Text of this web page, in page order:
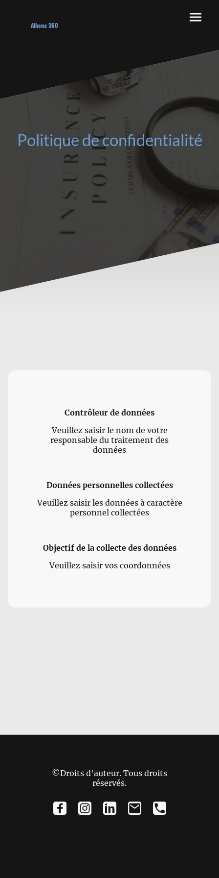
Alhena 360
Politique de confidentialité
Contrôleur de données
Veuillez saisir le nom de votre
responsable du traitement des
données
Données personnelles collectées
Veuillez saisir les données à caractère
personnel collectées
Objectif de la collecte des données
Veuillez saisir vos coordonnées
©Droits d'auteur. Tous droits
réservés.